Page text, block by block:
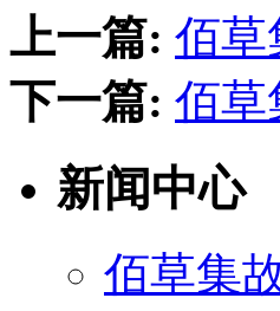
上一篇: 佰草
下一篇: 佰草
新闻中心
佰草集